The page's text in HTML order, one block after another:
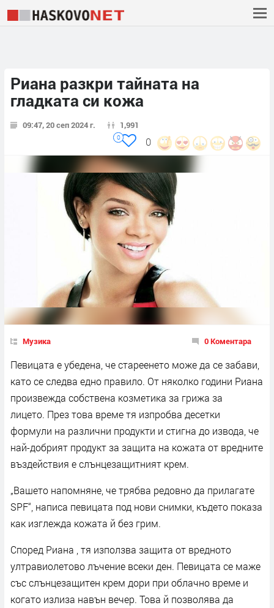
Риана разкри тайната на
гладката си кожа
09:47, 20 сеп 2024 г. 1,991
0
0
Музика 0 Коментара
Певицата е убедена, че стареенето може да се забави,
като се следва едно правило. От няколко години Риана
произвежда собствена козметика за грижа за
лицето. През това време тя изпробва десетки
формули на различни продукти и стигна до извода, че
най-добрият продукт за защита на кожата от вредните
въздействия е слънцезащитният крем.
„Вашето напомняне, че трябва редовно да прилагате
SPF“, написа певицата под нови снимки, където показа
как изглежда кожата й без грим.
Според Риана , тя използва защита от вредното
ултравиолетово лъчение всеки ден. Певицата се маже
със слънцезащитен крем дори при облачно време и
когато излиза навън вечер. Това й позволява да